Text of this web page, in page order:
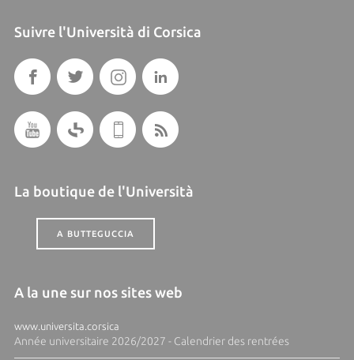
Suivre l'Università di Corsica
La boutique de l'Università
A BUTTEGUCCIA
A la une sur nos sites web
www.universita.corsica
Année universitaire 2026/2027 - Calendrier des rentrées